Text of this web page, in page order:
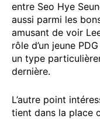
entre Seo Hye
aussi parmi les
amusant de voir
rôle d’un jeune
un type
dernière.
L’autre point
tient dans la place